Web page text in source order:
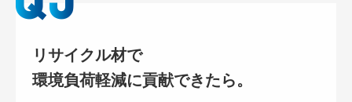
リサイクル材で
環境負荷軽減に貢献できたら。